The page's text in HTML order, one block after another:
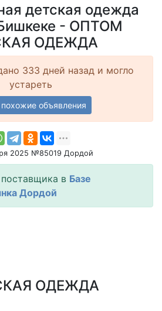
детская одежда
- ОПТОМ
ОДЕЖДА
333 дней назад и могло
устареть
похожие объявления
2025 №85019 Дордой
в Базе
Дордой
ОДЕЖДА